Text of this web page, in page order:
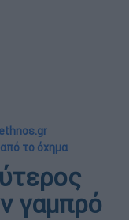
το όχημα
γαμπρό